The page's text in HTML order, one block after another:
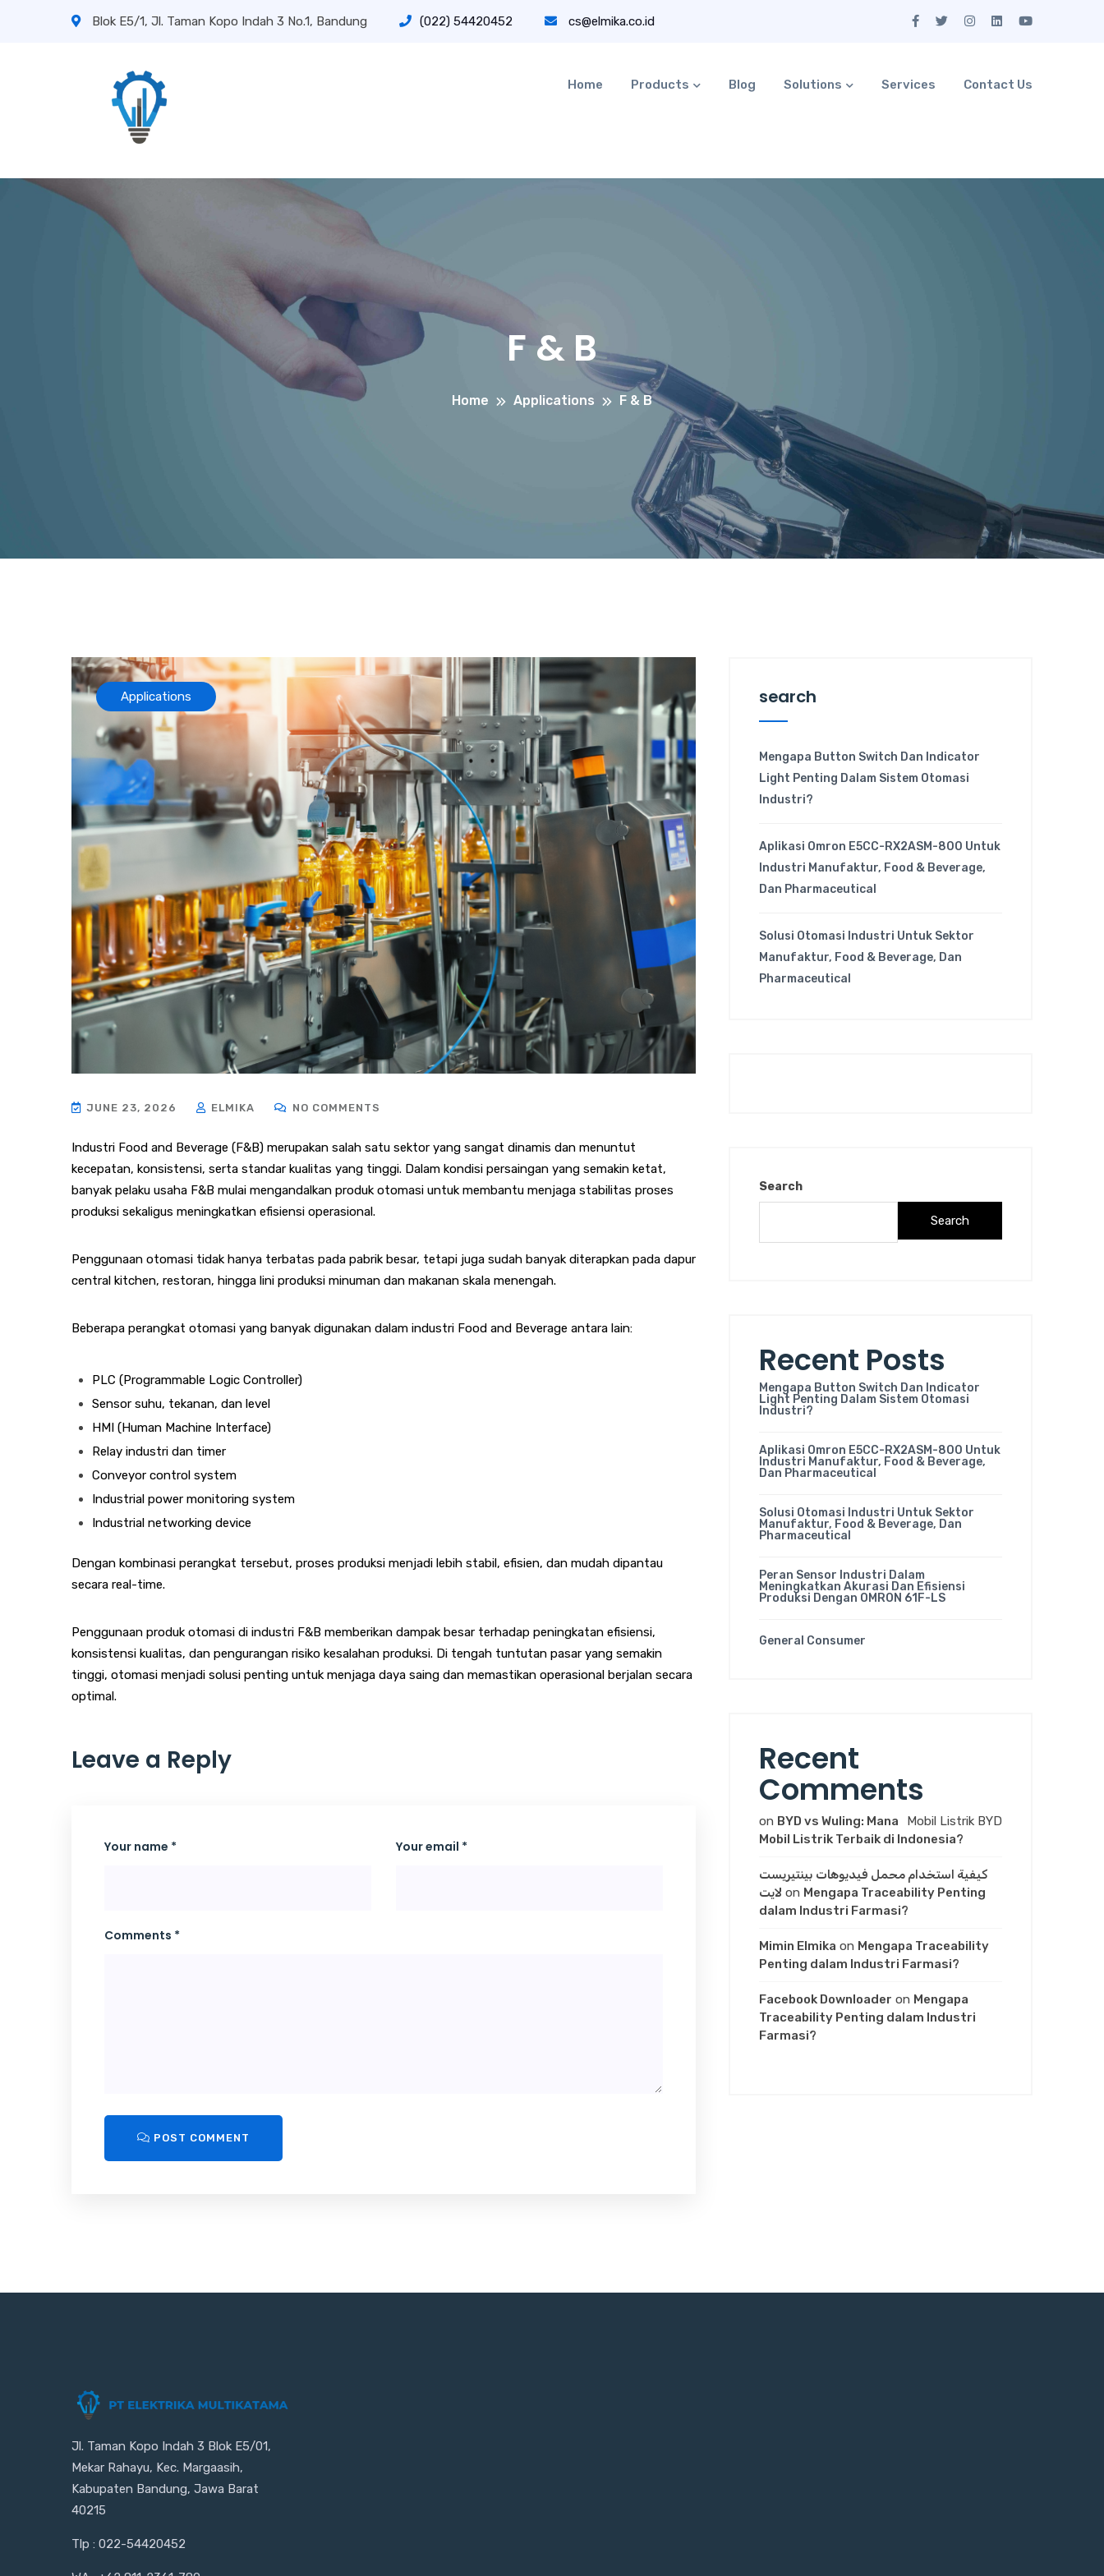
Blok E5/1, Jl. Taman Kopo Indah 3 No.1, Bandung (022) 54420452 cs@elmika.co.id
Home Products Blog Solutions Services Contact Us
F & B
Home Applications F & B
Applications
JUNE 23, 2026 ELMIKA NO COMMENTS
Industri Food and Beverage (F&B) merupakan salah satu sektor yang sangat dinamis dan menuntut
kecepatan, konsistensi, serta standar kualitas yang tinggi. Dalam kondisi persaingan yang semakin ketat,
banyak pelaku usaha F&B mulai mengandalkan produk otomasi untuk membantu menjaga stabilitas proses
produksi sekaligus meningkatkan efisiensi operasional.
Penggunaan otomasi tidak hanya terbatas pada pabrik besar, tetapi juga sudah banyak diterapkan pada dapur
central kitchen, restoran, hingga lini produksi minuman dan makanan skala menengah.
Beberapa perangkat otomasi yang banyak digunakan dalam industri Food and Beverage antara lain:
PLC (Programmable Logic Controller)
Sensor suhu, tekanan, dan level
HMI (Human Machine Interface)
Relay industri dan timer
Conveyor control system
Industrial power monitoring system
Industrial networking device
Dengan kombinasi perangkat tersebut, proses produksi menjadi lebih stabil, efisien, dan mudah dipantau
secara real-time.
Penggunaan produk otomasi di industri F&B memberikan dampak besar terhadap peningkatan efisiensi,
konsistensi kualitas, dan pengurangan risiko kesalahan produksi. Di tengah tuntutan pasar yang semakin
tinggi, otomasi menjadi solusi penting untuk menjaga daya saing dan memastikan operasional berjalan secara
optimal.
Leave a Reply
Your name * Your email *
Comments *
POST COMMENT
search
Mengapa Button Switch Dan Indicator
Light Penting Dalam Sistem Otomasi
Industri?
Aplikasi Omron E5CC-RX2ASM-800 Untuk
Industri Manufaktur, Food & Beverage,
Dan Pharmaceutical
Solusi Otomasi Industri Untuk Sektor
Manufaktur, Food & Beverage, Dan
Pharmaceutical
Search
Search
Recent Posts
Mengapa Button Switch Dan Indicator
Light Penting Dalam Sistem Otomasi
Industri?
Aplikasi Omron E5CC-RX2ASM-800 Untuk
Industri Manufaktur, Food & Beverage,
Dan Pharmaceutical
Solusi Otomasi Industri Untuk Sektor
Manufaktur, Food & Beverage, Dan
Pharmaceutical
Peran Sensor Industri Dalam
Meningkatkan Akurasi Dan Efisiensi
Produksi Dengan OMRON 61F-LS
General Consumer
Recent
Comments
Mobil Listrik BYD
on BYD vs Wuling: Mana
Mobil Listrik Terbaik di Indonesia?
كيفية استخدام محمل فيديوهات بينتيريست
لايت on Mengapa Traceability Penting
dalam Industri Farmasi?
Mimin Elmika on Mengapa Traceability
Penting dalam Industri Farmasi?
Facebook Downloader on Mengapa
Traceability Penting dalam Industri
Farmasi?
Jl. Taman Kopo Indah 3 Blok E5/01,
Mekar Rahayu, Kec. Margaasih,
Kabupaten Bandung, Jawa Barat
40215
Tlp : 022-54420452